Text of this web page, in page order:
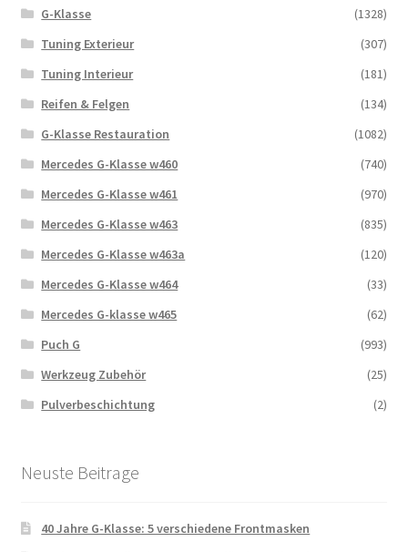
G-Klasse
(1328)
Tuning Exterieur
(307)
Tuning Interieur
(181)
Reifen & Felgen
(134)
G-Klasse Restauration
(1082)
Mercedes G-Klasse w460
(740)
Mercedes G-Klasse w461
(970)
Mercedes G-Klasse w463
(835)
Mercedes G-Klasse w463a
(120)
Mercedes G-Klasse w464
(33)
Mercedes G-klasse w465
(62)
Puch G
(993)
Werkzeug Zubehör
(25)
Pulverbeschichtung
(2)
Neuste Beitrage
40 Jahre G-Klasse: 5 verschiedene Frontmasken